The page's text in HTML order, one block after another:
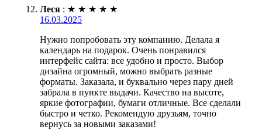
Леся : ★ ★ ★ ★ ★
16.03.2025
Нужно попробовать эту компанию. Делала я
календарь на подарок. Очень понравился
интерфейс сайта: все удобно и просто. Выбор
дизайна огромный, можно выбрать разные
форматы. Заказала, и буквально через пару дней
забрала в пункте выдачи. Качество на высоте,
яркие фотографии, бумаги отличные. Все сделали
быстро и четко. Рекомендую друзьям, точно
вернусь за новыми заказами!